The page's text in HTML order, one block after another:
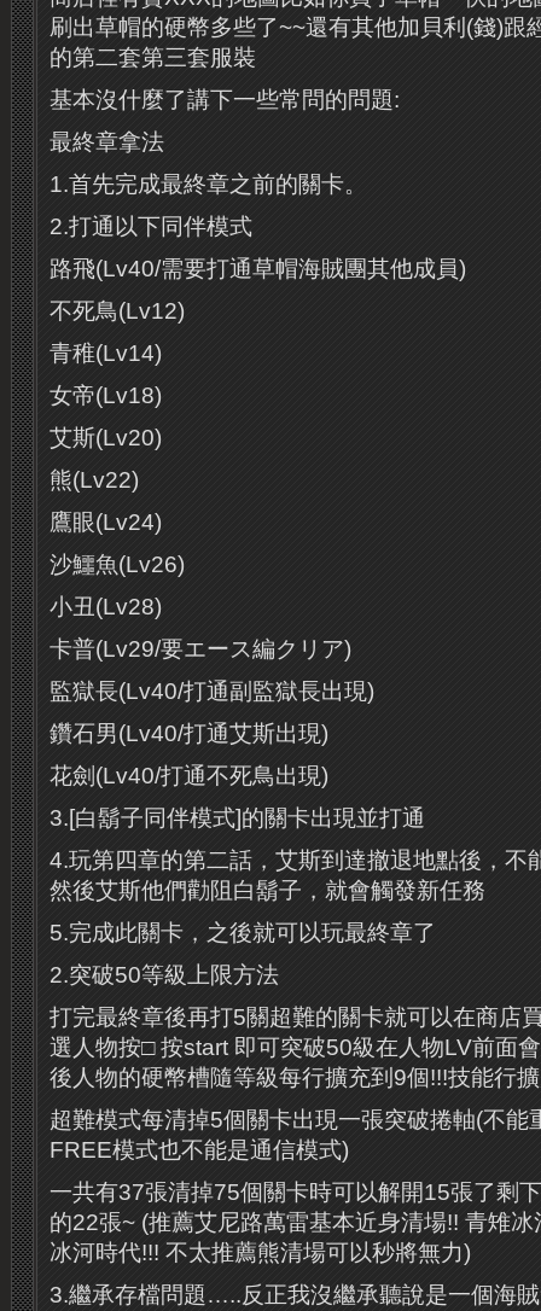
刷出草帽的硬幣多些了~~還有其他加貝利(錢)跟
的第二套第三套服裝
基本沒什麼了講下一些常問的問題:
最終章拿法
1.首先完成最終章之前的關卡。
2.打通以下同伴模式
路飛(Lv40/需要打通草帽海賊團其他成員)
不死鳥(Lv12)
青稚(Lv14)
女帝(Lv18)
艾斯(Lv20)
熊(Lv22)
鷹眼(Lv24)
沙鱷魚(Lv26)
小丑(Lv28)
卡普(Lv29/要エース編クリア)
監獄長(Lv40/打通副監獄長出現)
鑽石男(Lv40/打通艾斯出現)
花劍(Lv40/打通不死鳥出現)
3.[白鬍子同伴模式]的關卡出現並打通
4.玩第四章的第二話，艾斯到達撤退地點後，不
然後艾斯他們勸阻白鬍子，就會觸發新任務
5.完成此關卡，之後就可以玩最終章了
2.突破50等級上限方法
打完最終章後再打5關超難的關卡就可以在商店
選人物按□ 按start 即可突破50級在人物LV前面
後人物的硬幣槽隨等級每行擴充到9個!!!技能行
超難模式每清掉5個關卡出現一張突破捲軸(不能
FREE模式也不能是通信模式)
一共有37張清掉75個關卡時可以解開15張了剩
的22張~ (推薦艾尼路萬雷基本近身清場!! 青雉
冰河時代!!! 不太推薦熊清場可以秒將無力)
3.繼承存檔問題…..反正我沒繼承聽說是一個海